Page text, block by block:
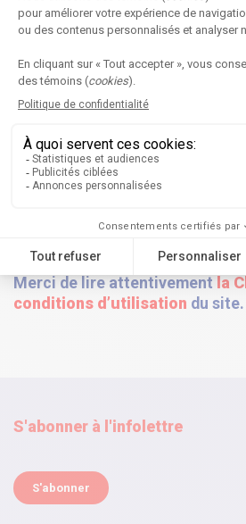
J'accepte*
Charte de collaboration des CoP
Conditions d’utilisation
du site.
Merci de lire attentivement la
conditions d’utilisation du site.
S'abonner à l'infolettre
S'abonner